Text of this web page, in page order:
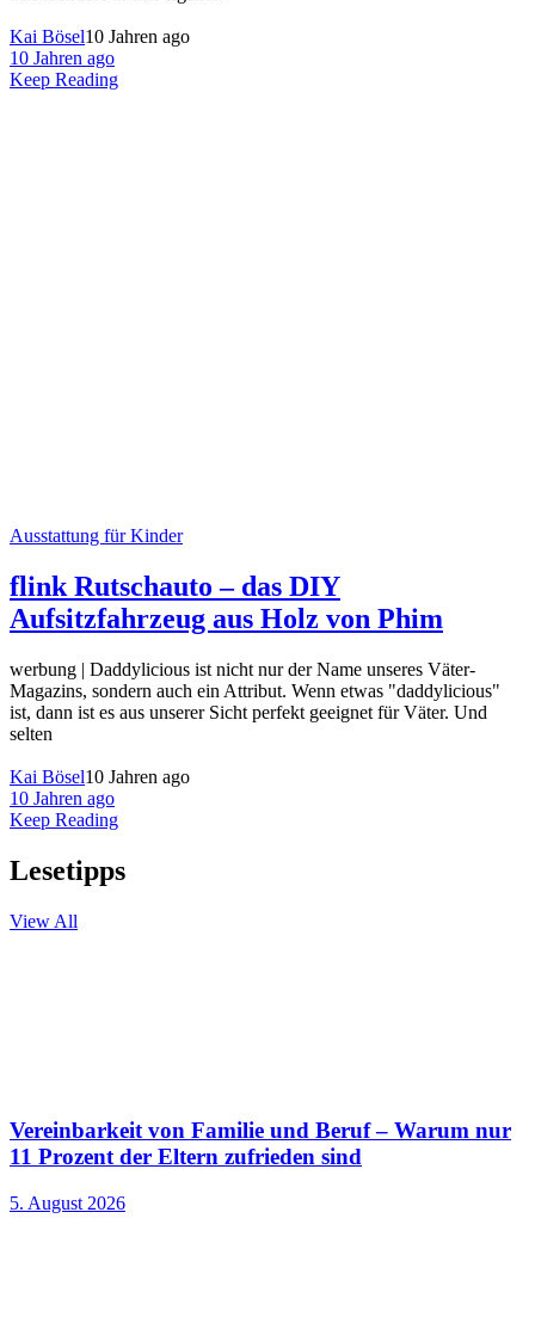
Kai Bösel10 Jahren ago
10 Jahren ago
Keep Reading
Ausstattung für Kinder
flink Rutschauto – das DIY
Aufsitzfahrzeug aus Holz von Phim
werbung | Daddylicious ist nicht nur der Name unseres Väter-
Magazins, sondern auch ein Attribut. Wenn etwas "daddylicious"
ist, dann ist es aus unserer Sicht perfekt geeignet für Väter. Und
selten
Kai Bösel10 Jahren ago
10 Jahren ago
Keep Reading
Lesetipps
View All
Vereinbarkeit von Familie und Beruf – Warum nur
11 Prozent der Eltern zufrieden sind
5. August 2026